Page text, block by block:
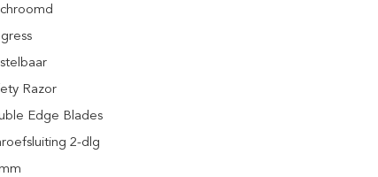
Razor
Edge Blades
2-dlg